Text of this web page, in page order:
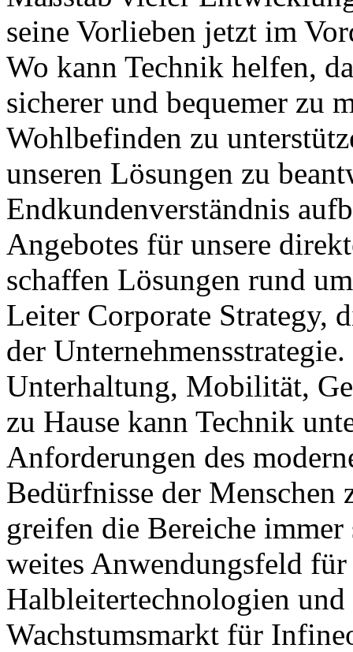
seine Vorlieben jetzt im
Wo kann Technik helfen,
sicherer und bequemer zu
Wohlbefinden zu
unseren Lösungen zu
Endkundenverständnis
Angebotes für unsere
schaffen Lösungen rund
Leiter Corporate Strategy,
der
Unterhaltung, Mobilität,
zu Hause kann Technik
Anforderungen des
Bedürfnisse der
greifen die Bereiche
weites Anwendungsfeld
Halbleitertechnologien
Wachstumsmarkt für